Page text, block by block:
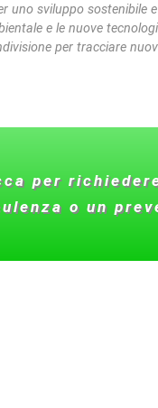
uno sviluppo sostenibile
e le nuove
per tracciare
per
o un